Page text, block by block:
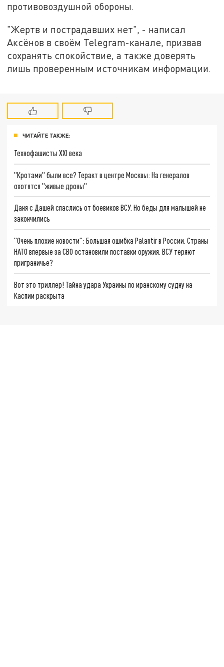
противовоздушной обороны.
"Жертв и пострадавших нет", - написал
Аксёнов в своём Telegram-канале, призвав
сохранять спокойствие, а также доверять
лишь проверенным источникам информации.
ЧИТАЙТЕ ТАКЖЕ:
Технофашисты XXI века
"Кротами" были все? Теракт в центре Москвы: На генералов
охотятся "живые дроны"
Даня с Дашей спаслись от боевиков ВСУ. Но беды для малышей не
закончились
"Очень плохие новости": Большая ошибка Palantir в России. Страны
НАТО впервые за СВО остановили поставки оружия. ВСУ теряют
приграничье?
Вот это триллер! Тайна удара Украины по иранскому судну на
Каспии раскрыта